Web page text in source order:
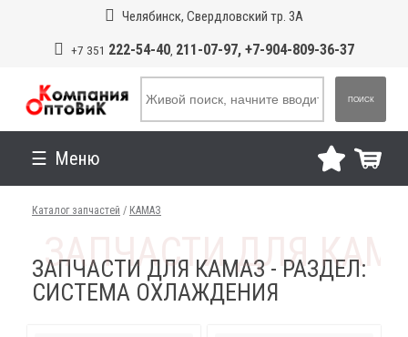
Челябинск, Свердловский тр. 3А
+7 351 222-54-40, 211-07-97, +7-904-809-36-37
ПОИСК
Меню
Каталог запчастей / КАМАЗ
ЗАПЧАСТИ ДЛЯ КАМАЗ - РАЗДЕЛ:
СИСТЕМА ОХЛАЖДЕНИЯ